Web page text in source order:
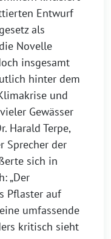
Entwurf
als
Novelle
insgesamt
hinter dem
und
Gewässer
Harald Terpe,
Sprecher der
sich in
„Der
Pflaster auf
umfassende
kritisch sieht